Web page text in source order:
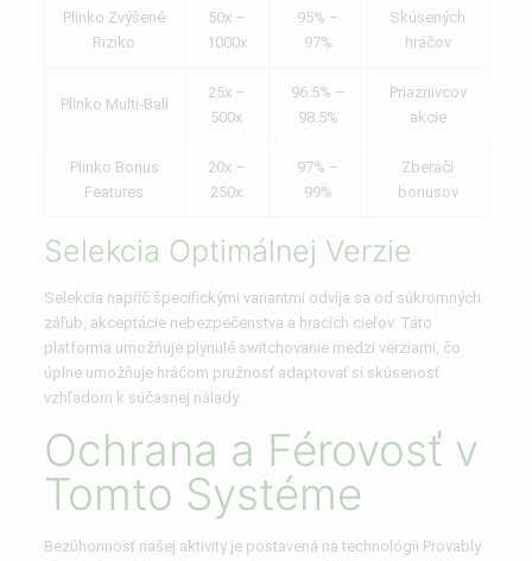
Plinko Zvýšené
Riziko
50x –
1000x
95% –
97%
Skúsených
hráčov
Plinko Multi-Ball
25x –
500x
96.5% –
98.5%
Priaznivcov
akcie
Plinko Bonus
Features
20x –
250x
97% –
99%
Zberači
bonusov
Selekcia Optimálnej Verzie
Selekcia napříč špecifickými variantmi odvíja sa od súkromných
záľub, akceptácie nebezpečenstva a hracích cieľov. Táto
platforma umožňuje plynulé switchovanie medzi verziami, čo
úplne umožňuje hráčom pružnosť adaptovať si skúsenosť
vzhľadom k súčasnej nálady.
Ochrana a Férovosť v
Tomto Systéme
Bezúhonnosť našej aktivity je postavená na technológii Provably